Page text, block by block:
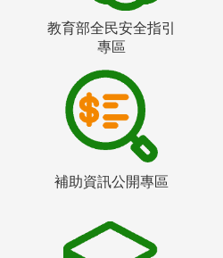
教育部全民安全指引
專區
補助資訊公開專區